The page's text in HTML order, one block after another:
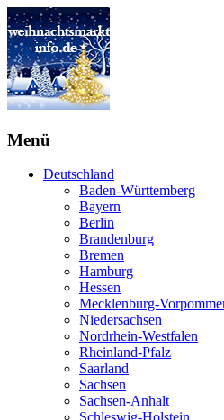
Menü
Deutschland
Baden-Württemberg
Bayern
Berlin
Brandenburg
Bremen
Hamburg
Hessen
Mecklenburg-
Niedersachsen
Nordrhein-Westfalen
Rheinland-Pfalz
Saarland
Sachsen
Sachsen-Anhalt